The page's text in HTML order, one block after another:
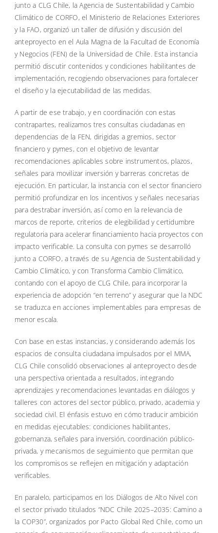
junto a CLG Chile, la Agencia de Sustentabilidad y Cambio
Climático de CORFO, el Ministerio de Relaciones Exteriores
y la FAO, organizó un taller de difusión y discusión del
anteproyecto en el Aula Magna de la Facultad de Economía
y Negocios (FEN) de la Universidad de Chile. Esta instancia
permitió discutir contenidos y condiciones habilitantes de
implementación, recogiendo observaciones para fortalecer
el diseño y la ejecutabilidad de las medidas.
A partir de ese trabajo, y en coordinación con estas
contrapartes, realizamos tres consultas ciudadanas en
dependencias de la FEN, dirigidas a gremios, sector
financiero y pymes, con el objetivo de levantar
recomendaciones aplicables sobre instrumentos, plazos,
señales para movilizar inversión y barreras concretas de
ejecución. En particular, la instancia con el sector financiero
permitió profundizar en los incentivos y señales necesarias
para destrabar inversión, así como en la relevancia de
marcos de reporte, criterios de elegibilidad y certidumbre
regulatoria para acelerar financiamiento hacia proyectos con
impacto verificable. La consulta con pymes se desarrolló
junto a CORFO, a través de su Agencia de Sustentabilidad y
Cambio Climático, y con Transforma Cambio Climático,
contando con el apoyo de CLG Chile, para incorporar la
experiencia de adopción “en terreno” y asegurar que la NDC
se traduzca en acciones implementables para empresas de
menor escala.
Con base en estas instancias, y considerando además los
espacios de consulta ciudadana impulsados por el MMA,
CLG Chile consolidó observaciones al anteproyecto desde
una perspectiva orientada a resultados, integrando
aprendizajes y recomendaciones levantadas en diálogos y
talleres con actores del sector público, privado, academia y
sociedad civil. El énfasis estuvo en cómo traducir ambición
en medidas ejecutables: condiciones habilitantes,
gobernanza, señales para inversión, coordinación público-
privada, y mecanismos de seguimiento que permitan que
los compromisos se reflejen en mitigación y adaptación
verificables.
En paralelo, participamos en los Diálogos de Alto Nivel con
el sector privado titulados “NDC Chile 2025–2035: Camino a
la COP30”, organizados por Pacto Global Red Chile, como un